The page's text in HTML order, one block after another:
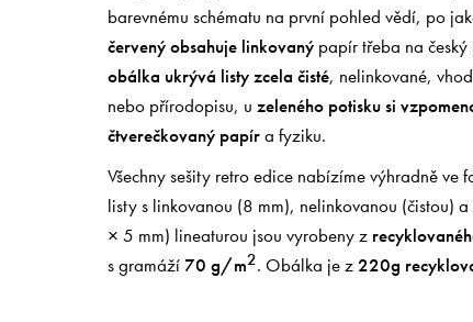
barevnému schématu na první pohled vědí, po
červený obsahuje linkovanýpapír třeba na český
obálka ukrývá listy zcela čisté, nelinkované,
nebo přírodopisu, u zeleného potisku si
čtverečkovaný papíra fyziku.
Všechny sešity retro edice nabízíme výhradně ve
listy s linkovanou (8 mm), nelinkovanou (čistou)
× 5 mm) lineaturou jsou vyrobeny z
s gramáží 70 g/m2. Obálka je z220g